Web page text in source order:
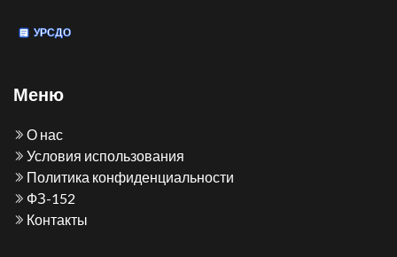
Меню
О нас
Условия использования
Политика конфиденциальности
ФЗ-152
Контакты